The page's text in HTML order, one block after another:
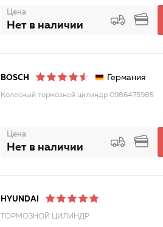
Цена
Нет в наличии
BOSCH Германия
Колесный тормозной цилиндр 0986475985
Цена
Нет в наличии
HYUNDAI
ТОРМОЗНОЙ ЦИЛИНДР